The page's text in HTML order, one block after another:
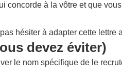
concorde à la vôtre et que
hésiter à adapter cette lettre
devez éviter)
le nom spécifique de le